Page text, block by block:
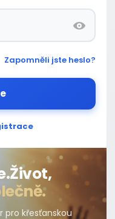
Zapomněli jste heslo?
Život,
pro křesťanskou